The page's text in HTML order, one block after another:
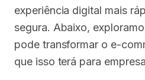
experiência digital mais
segura. Abaixo,
pode transformar o e-
que isso terá para